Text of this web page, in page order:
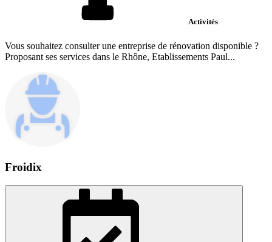
Activités
Vous souhaitez consulter une entreprise de rénovation disponible ?
Proposant ses services dans le Rhône, Etablissements Paul...
Froidix